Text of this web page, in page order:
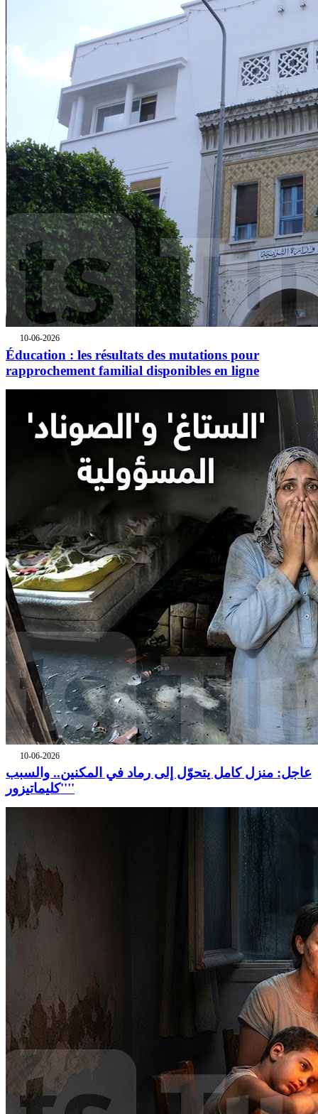
10-06-2026
Éducation : les résultats des mutations pour
rapprochement familial disponibles en ligne
10-06-2026
عاجل: منزل كامل يتحوّل إلى رماد في المكنين.. والسبب
''كليماتيزور''